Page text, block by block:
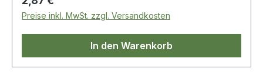
Preise inkl. MwSt. zzgl. Versandkosten
In den Warenkorb